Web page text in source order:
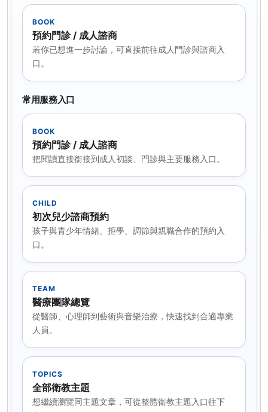
BOOK
預約門診 / 成人諮商
若你已想進一步討論，可直接前往成人門診與諮商入
口。
常用服務入口
BOOK
預約門診 / 成人諮商
把閱讀直接銜接到成人初談、門診與主要服務入口。
CHILD
初次兒少諮商預約
孩子與青少年情緒、拒學、調節與親職合作的預約入
口。
TEAM
醫療團隊總覽
從醫師、心理師到藝術與音樂治療，快速找到合適專業
人員。
TOPICS
全部衛教主題
想繼續瀏覽同主題文章，可從整體衛教主題入口往下